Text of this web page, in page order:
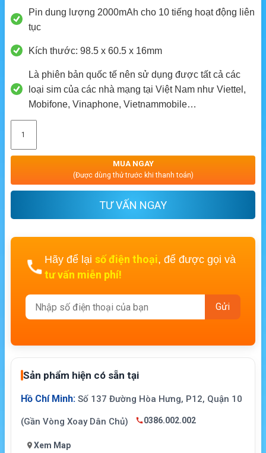
Pin dung lượng 2000mAh cho 10 tiếng hoạt động liên
tục
Kích thước: 98.5 x 60.5 x 16mm
Là phiên bản quốc tế nên sử dụng được tất cả các
loại sim của các nhà mạng tại Việt Nam như Viettel,
Mobifone, Vinaphone, Vietnammobile…
MUA NGAY
(Được dùng thử trước khi thanh toán)
TƯ VẤN NGAY
Hãy để lại số điện thoại, để được gọi và
tư vấn miễn phí!
Sản phẩm hiện có sẵn tại
Hồ Chí Minh: Số 137 Đường Hòa Hưng, P12, Quận 10
(Gần Vòng Xoay Dân Chủ) 0386.002.002
Xem Map